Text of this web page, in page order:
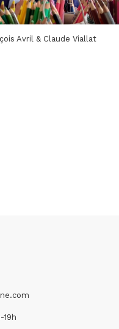
Avril & Claude Viallat
19h